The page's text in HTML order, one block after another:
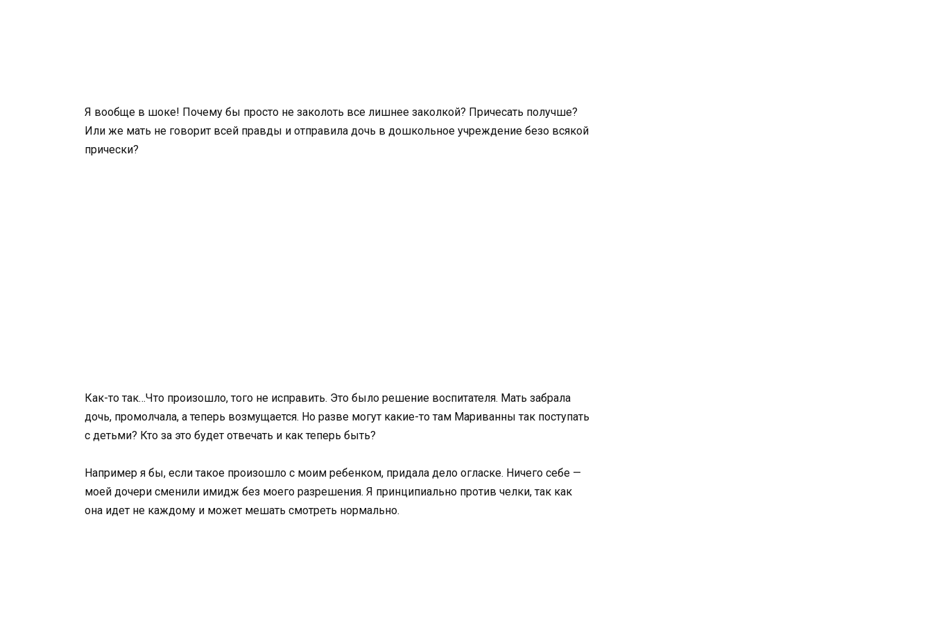
Я вообще в шоке! Почему бы просто не заколоть все лишнее заколкой? Причесать получше?
Или же мать не говорит всей правды и отправила дочь в дошкольное учреждение безо всякой
прически?
Как-то так…Что произошло, того не исправить. Это было решение воспитателя. Мать забрала
дочь, промолчала, а теперь возмущается. Но разве могут какие-то там Мариванны так поступать
с детьми? Кто за это будет отвечать и как теперь быть?
Например я бы, если такое произошло с моим ребенком, придала дело огласке. Ничего себе —
моей дочери сменили имидж без моего разрешения. Я принципиально против челки, так как
она идет не каждому и может мешать смотреть нормально.